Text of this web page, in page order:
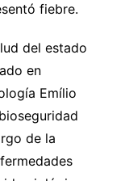
fiebre.
del estado
en
Emílio
de la